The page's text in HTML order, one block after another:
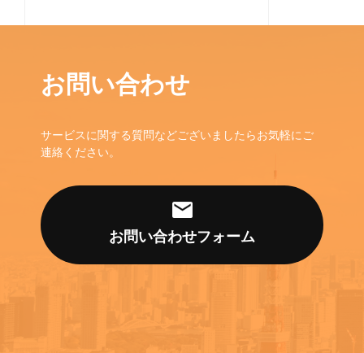
お問い合わせ
サービスに関する質問などございましたらお気軽にご
連絡ください。
お問い合わせフォーム